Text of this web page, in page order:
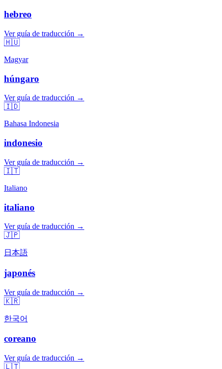
hebreo
Ver guía de traducción →
🇭🇺
Magyar
húngaro
Ver guía de traducción →
🇮🇩
Bahasa Indonesia
indonesio
Ver guía de traducción →
🇮🇹
Italiano
italiano
Ver guía de traducción →
🇯🇵
日本語
japonés
Ver guía de traducción →
🇰🇷
한국어
coreano
Ver guía de traducción →
🇱🇹